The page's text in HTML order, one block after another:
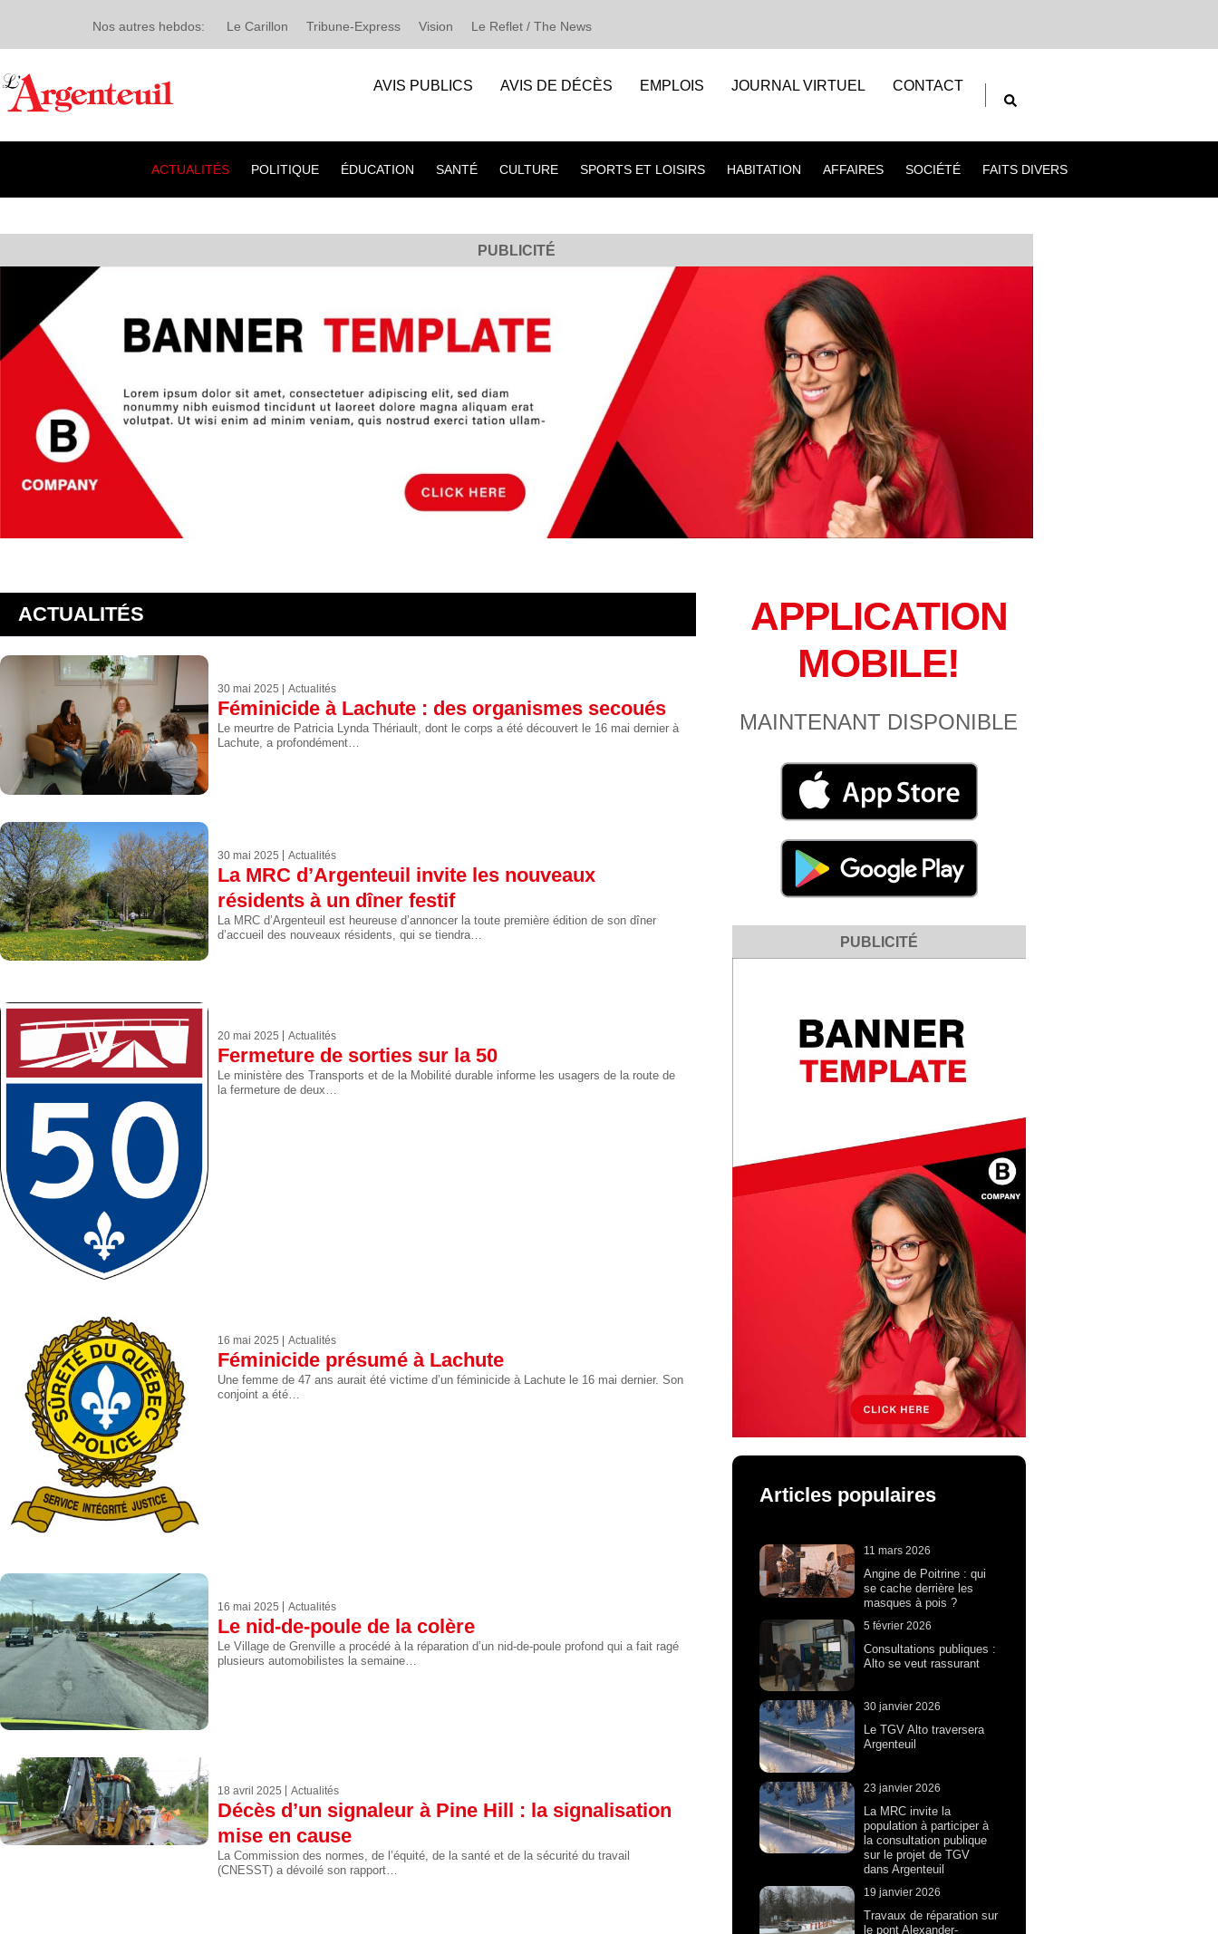
Nos autres hebdos: Le Carillon Tribune-Express Vision Le Reflet / The News
AVIS PUBLICS AVIS DE DÉCÈS EMPLOIS JOURNAL VIRTUEL CONTACT
ACTUALITÉS POLITIQUE ÉDUCATION SANTÉ CULTURE SPORTS ET LOISIRS HABITATION AFFAIRES SOCIÉTÉ FAITS DIVERS
PUBLICITÉ
ACTUALITÉS
30 mai 2025 Actualités
Féminicide à Lachute : des organismes secoués
Le meurtre de Patricia Lynda Thériault, dont le corps a été découvert le 16 mai dernier à
Lachute, a profondément…
30 mai 2025 Actualités
La MRC d’Argenteuil invite les nouveaux
résidents à un dîner festif
La MRC d’Argenteuil est heureuse d’annoncer la toute première édition de son dîner
d’accueil des nouveaux résidents, qui se tiendra…
20 mai 2025 Actualités
Fermeture de sorties sur la 50
Le ministère des Transports et de la Mobilité durable informe les usagers de la route de
la fermeture de deux…
16 mai 2025 Actualités
Féminicide présumé à Lachute
Une femme de 47 ans aurait été victime d’un féminicide à Lachute le 16 mai dernier. Son
conjoint a été…
16 mai 2025 Actualités
Le nid-de-poule de la colère
Le Village de Grenville a procédé à la réparation d’un nid-de-poule profond qui a fait ragé
plusieurs automobilistes la semaine…
18 avril 2025 Actualités
Décès d’un signaleur à Pine Hill : la signalisation
mise en cause
La Commission des normes, de l’équité, de la santé et de la sécurité du travail
(CNESST) a dévoilé son rapport…
APPLICATION
MOBILE!
MAINTENANT DISPONIBLE
PUBLICITÉ
Articles populaires
11 mars 2026
Angine de Poitrine : qui
se cache derrière les
masques à pois ?
5 février 2026
Consultations publiques :
Alto se veut rassurant
30 janvier 2026
Le TGV Alto traversera
Argenteuil
23 janvier 2026
La MRC invite la
population à participer à
la consultation publique
sur le projet de TGV
dans Argenteuil
19 janvier 2026
Travaux de réparation sur
le pont Alexander-